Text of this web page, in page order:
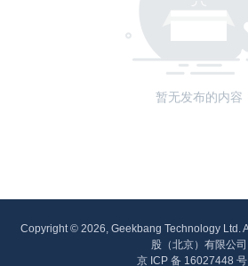
暂无发布的内容
Copyright © 2026, Geekbang Technology Ltd.
股（北京）有限公司
京 ICP 备 16027448 号